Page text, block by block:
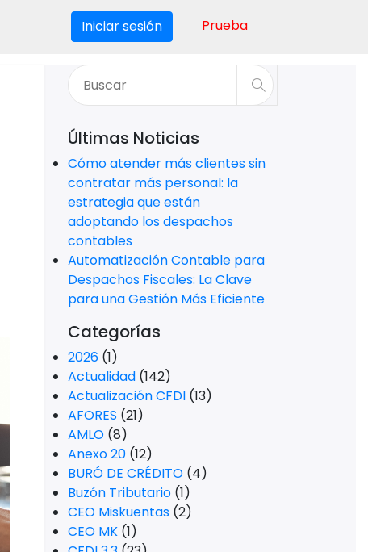
Iniciar sesión Prueba
Últimas Noticias
Cómo atender más clientes sin
contratar más personal: la
estrategia que están
adoptando los despachos
contables
Automatización Contable para
Despachos Fiscales: La Clave
para una Gestión Más Eficiente
Categorías
2026 (1)
Actualidad (142)
Actualización CFDI (13)
AFORES (21)
AMLO (8)
Anexo 20 (12)
BURÓ DE CRÉDITO (4)
Buzón Tributario (1)
CEO Miskuentas (2)
CEO MK (1)